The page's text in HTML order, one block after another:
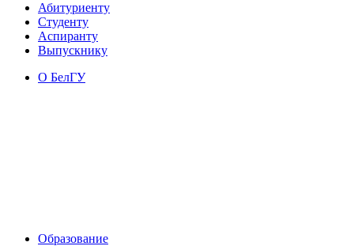
Абитуриенту
Студенту
Аспиранту
Выпускнику
О БелГУ
Образование